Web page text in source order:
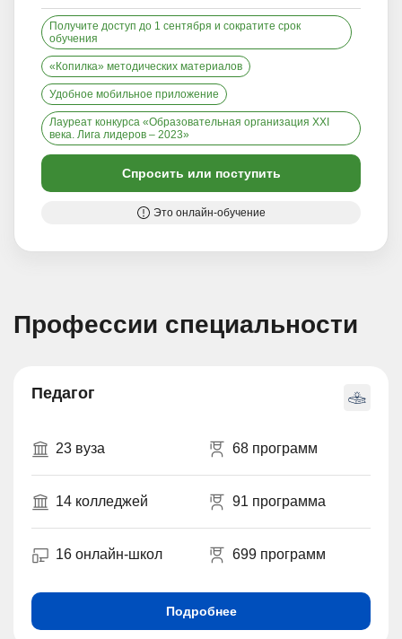
Получите доступ до 1 сентября и сократите срок
обучения
«Копилка» методических материалов
Удобное мобильное приложение
Лауреат конкурса «Образовательная организация XXI
века. Лига лидеров – 2023»
Спросить или поступить
Это онлайн-обучение
Профессии специальности
Педагог
23 вуза 68 программ
14 колледжей 91 программа
16 онлайн-школ 699 программ
Подробнее